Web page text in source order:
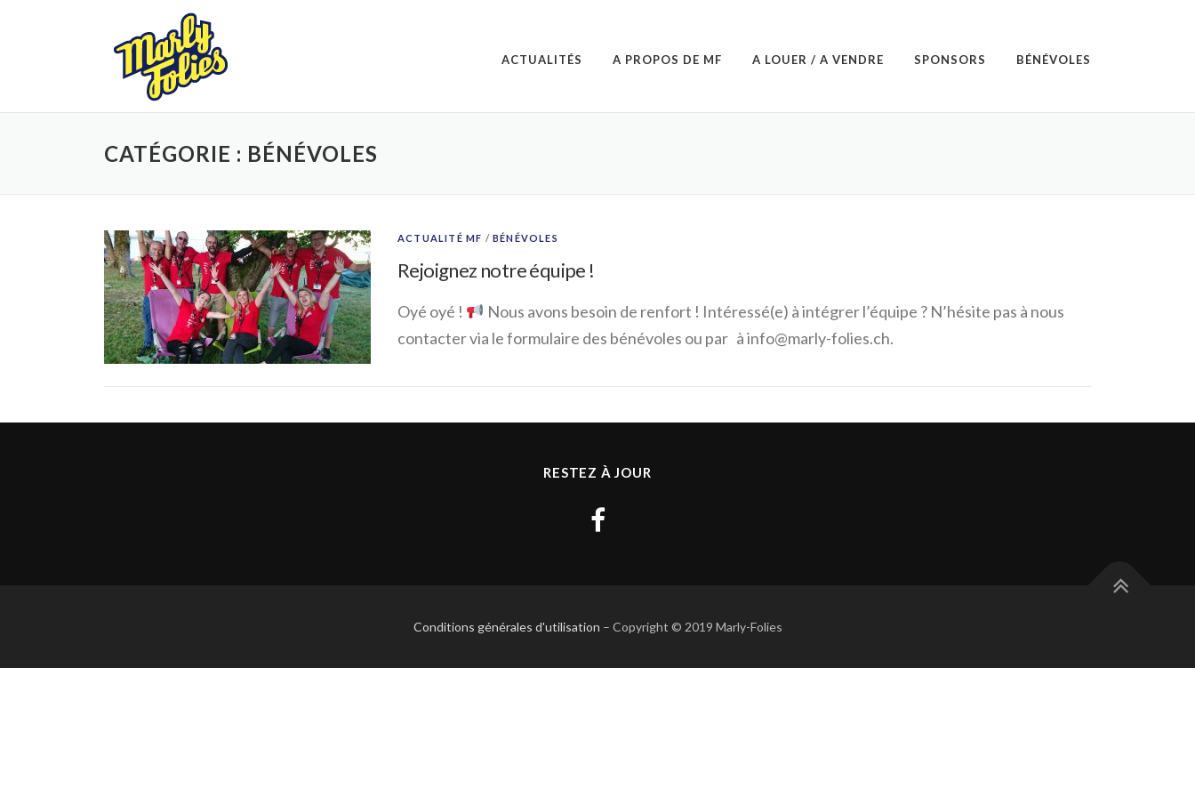
ACTUALITÉS A PROPOS DE MF A LOUER / A VENDRE SPONSORS BÉNÉVOLES
CATÉGORIE : BÉNÉVOLES
ACTUALITÉ MF /BÉNÉVOLES
Rejoignez notre équipe !
Oyé oyé !
Nous avons besoin de renfort ! Intéressé(e) à intégrer l’équipe ? N’hésite pas à nous
contacter via le formulaire des bénévoles ou par à info@marly-folies.ch.
RESTEZ À JOUR
Conditions générales d'utilisation – Copyright © 2019 Marly-Folies